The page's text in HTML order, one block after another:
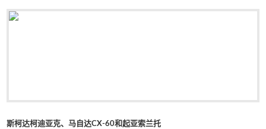
斯柯达柯迪亚克、马自达CX-60和起亚索兰托